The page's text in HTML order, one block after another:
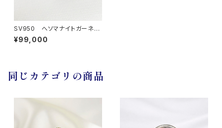
SV950 へソマナイトガーネッ
ト リング
¥99,000
同じカテゴリの商品